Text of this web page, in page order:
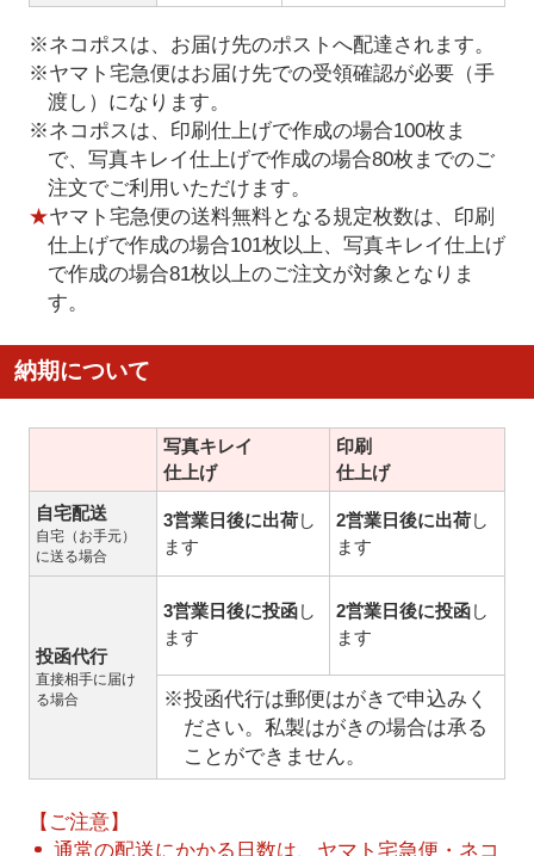
※ネコポスは、お届け先のポストへ配達されます。
※ヤマト宅急便はお届け先での受領確認が必要（手
渡し）になります。
※ネコポスは、印刷仕上げで作成の場合100枚ま
で、写真キレイ仕上げで作成の場合80枚までのご
注文でご利用いただけます。
★ヤマト宅急便の送料無料となる規定枚数は、印刷
仕上げで作成の場合101枚以上、写真キレイ仕上げ
で作成の場合81枚以上のご注文が対象となりま
す。
納期について
写真キレイ
仕上げ
印刷
仕上げ
自宅配送
自宅（お手元）
に送る場合
3営業日後に出荷し
ます
2営業日後に出荷し
ます
投函代行
直接相手に届け
る場合
3営業日後に投函し
ます
2営業日後に投函し
ます
※投函代行は郵便はがきで申込みく
ださい。私製はがきの場合は承る
ことができません。
【ご注意】
通常の配送にかかる日数は、ヤマト宅急便・ネコ